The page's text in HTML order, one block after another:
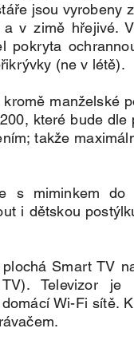
jsou vyrobeny
v zimě hřejivé.
pokryta
(ne v létě).
manželské
které bude dle
takže
s miminkem
i dětskou
Smart TV
Televizor je
Wi-Fi sítě.